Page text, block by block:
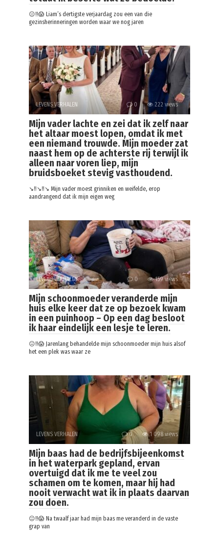
😐‼️😱 Liam’s dertigste verjaardag zou een van die
gezinsherinneringen worden waar we nog jaren
LEVENS VERHALEN 0 222 views
Mijn vader lachte en zei dat ik zelf naar
het altaar moest lopen, omdat ik met
een niemand trouwde. Mijn moeder zat
naast hem op de achterste rij terwijl ik
alleen naar voren liep, mijn
bruidsboeket stevig vasthoudend.
↘️‼️↘️‼️↘️ Mijn vader moest grinniken en weifelde, erop
aandrangend dat ik mijn eigen weg
LEVENS VERHALEN 0 159 views
Mijn schoonmoeder veranderde mijn
huis elke keer dat ze op bezoek kwam
in een puinhoop – Op een dag besloot
ik haar eindelijk een lesje te leren.
😐‼️😱 Jarenlang behandelde mijn schoonmoeder mijn huis alsof
het een plek was waar ze
LEVENS VERHALEN 0 1 098 views
Mijn baas had de bedrijfsbijeenkomst
in het waterpark gepland, ervan
overtuigd dat ik me te veel zou
schamen om te komen, maar hij had
nooit verwacht wat ik in plaats daarvan
zou doen.
😐‼️😱 Na twaalf jaar had mijn baas me veranderd in de vaste
grap van